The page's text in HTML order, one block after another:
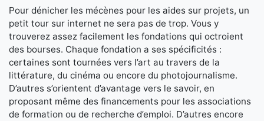
Pour dénicher les mécènes pour les aides sur projets, un
petit tour sur internet ne sera pas de trop. Vous y
trouverez assez facilement les fondations qui octroient
des bourses. Chaque fondation a ses spécificités :
certaines sont tournées vers l’art au travers de la
littérature, du cinéma ou encore du photojournalisme.
D’autres s’orientent d’avantage vers le savoir, en
proposant même des financements pour les associations
de formation ou de recherche d’emploi. D’autres encore